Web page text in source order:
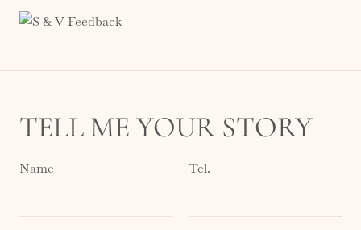
TELL ME YOUR STORY
Name Tel.